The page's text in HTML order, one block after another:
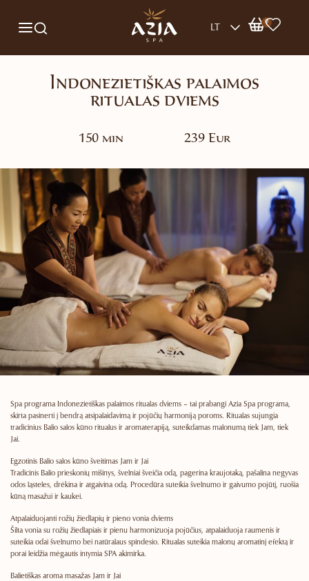
LT
0
Spa programa Indonezietiškas palaimos ritualas dviems – tai prabangi Azia Spa programa,
skirta pasinerti į bendrą atsipalaidavimą ir pojūčių harmoniją poroms. Ritualas sujungia
tradicinius Balio salos kūno ritualus ir aromaterapiją, suteikdamas malonumą tiek Jam, tiek
Jai.
Egzotinis Balio salos kūno šveitimas Jam ir Jai
Tradicinis Balio prieskonių mišinys, švelniai šveičia odą, pagerina kraujotaką, pašalina negyvas
odos ląsteles, drėkina ir atgaivina odą. Procedūra suteikia švelnumo ir gaivumo pojūtį, ruošia
kūną masažui ir kaukei.
Atpalaiduojanti rožių žiedlapių ir pieno vonia dviems
Šilta vonia su rožių žiedlapiais ir pienu harmonizuoja pojūčius, atpalaiduoja raumenis ir
suteikia odai švelnumo bei natūralaus spindesio. Ritualas suteikia malonų aromatinį efektą ir
porai leidžia mėgautis intymia SPA akimirka.
Balietiškas aroma masažas Jam ir Jai
Indonezietiškas palaimos
ritualas dviems
150 min 239 Eur